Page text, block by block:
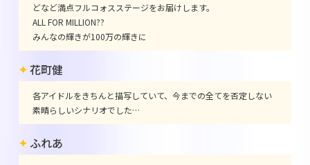
どなど満点フルコォスステージをお届けします。
ALL FOR MILLION??
みんなの輝きが100万の輝きに
花町健
各アイドルをきちんと描写していて、今までの全てを否定しない
素晴らしいシナリオでした…
ふれあ